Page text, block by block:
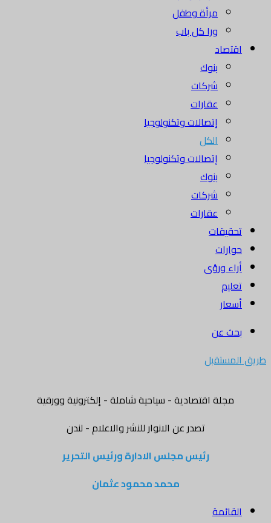
مرأة وطفل
ورا كل باب
اقتصاد
بنوك
شركات
عقارات
إتصالات وتكنولوجيا
الكل
إتصالات وتكنولوجيا
بنوك
شركات
عقارات
تحقيقات
حوارات
أراء ورؤى
تعليم
أسعار
بحث عن
طريق المستقبل
مجلة اقتصادية - سياحية شاملة - إلكترونية وورقية
تصدر عن الانوار للنشر والاعلام - لندن
رئيس مجلس الادارة ورئيس التحرير
محمد محمود عثمان
القائمة